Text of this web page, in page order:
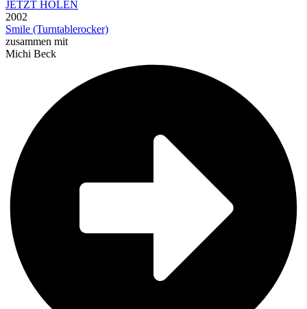
JETZT HOLEN
2002
Smile (Turntablerocker)
zusammen mit
Michi Beck